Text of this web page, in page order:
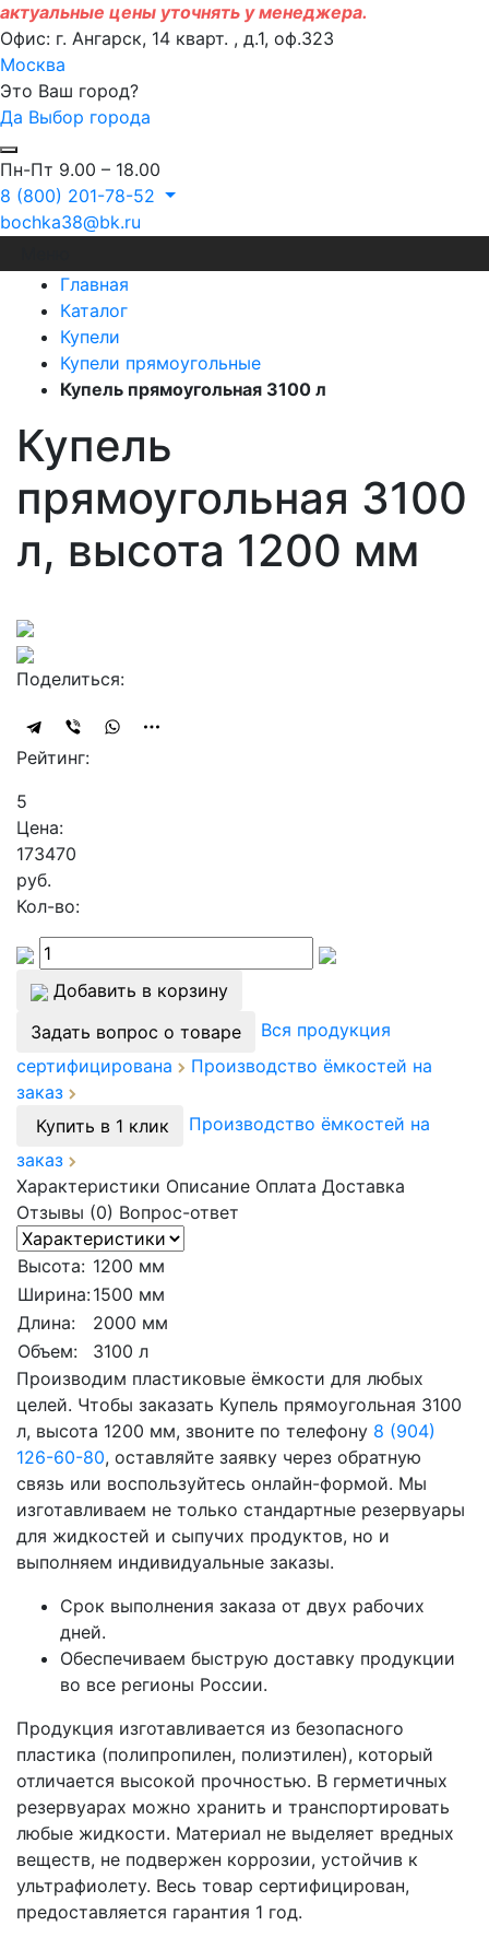
актуальные цены уточнять у менеджера.
Офис: г. Ангарск, 14 кварт. , д.1, оф.323
Москва
Это Ваш город?
Да Выбор города
Пн-Пт 9.00 – 18.00
8 (800) 201-78-52
bochka38@bk.ru
Главная
Каталог
Купели
Купели прямоугольные
Купель прямоугольная 3100 л
Купель
прямоугольная 3100
л, высота 1200 мм
Поделиться:
Рейтинг:
5
Цена:
173470
руб.
Кол-во:
Добавить в корзину
Задать вопрос о товаре
Вся продукция
сертифицирована
Производство ёмкостей на
заказ
Купить в 1 клик
Производство ёмкостей на
заказ
Характеристики Описание Оплата Доставка
Отзывы (0) Вопрос-ответ
Высота: 1200 мм
Ширина:1500 мм
Длина:
2000 мм
Объем:
3100 л
Производим пластиковые ёмкости для любых
целей. Чтобы заказать Купель прямоугольная 3100
л, высота 1200 мм, звоните по телефону 8 (904)
126-60-80, оставляйте заявку через обратную
связь или воспользуйтесь онлайн-формой. Мы
изготавливаем не только стандартные резервуары
для жидкостей и сыпучих продуктов, но и
выполняем индивидуальные заказы.
Срок выполнения заказа от двух рабочих
дней.
Обеспечиваем быструю доставку продукции
во все регионы России.
Продукция изготавливается из безопасного
пластика (полипропилен, полиэтилен), который
отличается высокой прочностью. В герметичных
резервуарах можно хранить и транспортировать
любые жидкости. Материал не выделяет вредных
веществ, не подвержен коррозии, устойчив к
ультрафиолету. Весь товар сертифицирован,
предоставляется гарантия 1 год.